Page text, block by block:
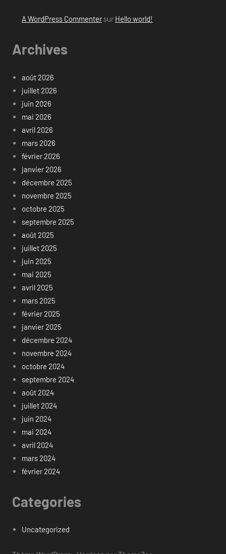
A WordPress Commentersur Hello world!
Archives
août 2026
juillet 2026
juin 2026
mai 2026
avril 2026
mars 2026
février 2026
janvier 2026
décembre 2025
novembre 2025
octobre 2025
septembre 2025
août 2025
juillet 2025
juin 2025
mai 2025
avril 2025
mars 2025
février 2025
janvier 2025
décembre 2024
novembre 2024
octobre 2024
septembre 2024
août 2024
juillet 2024
juin 2024
mai 2024
avril 2024
mars 2024
février 2024
Categories
Uncategorized